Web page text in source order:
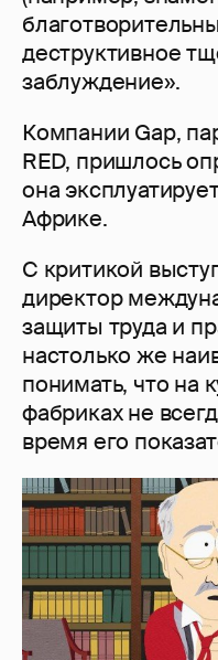
деструктивное
заблуждение».
Компании Gap,
RED, пришлось
она
Африке.
С критикой
директор
защиты труда и
настолько же
понимать, что на
фабриках не
время его